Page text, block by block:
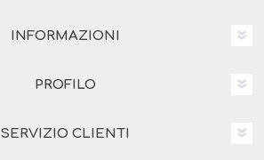
INFORMAZIONI
PROFILO
SERVIZIO CLIENTI